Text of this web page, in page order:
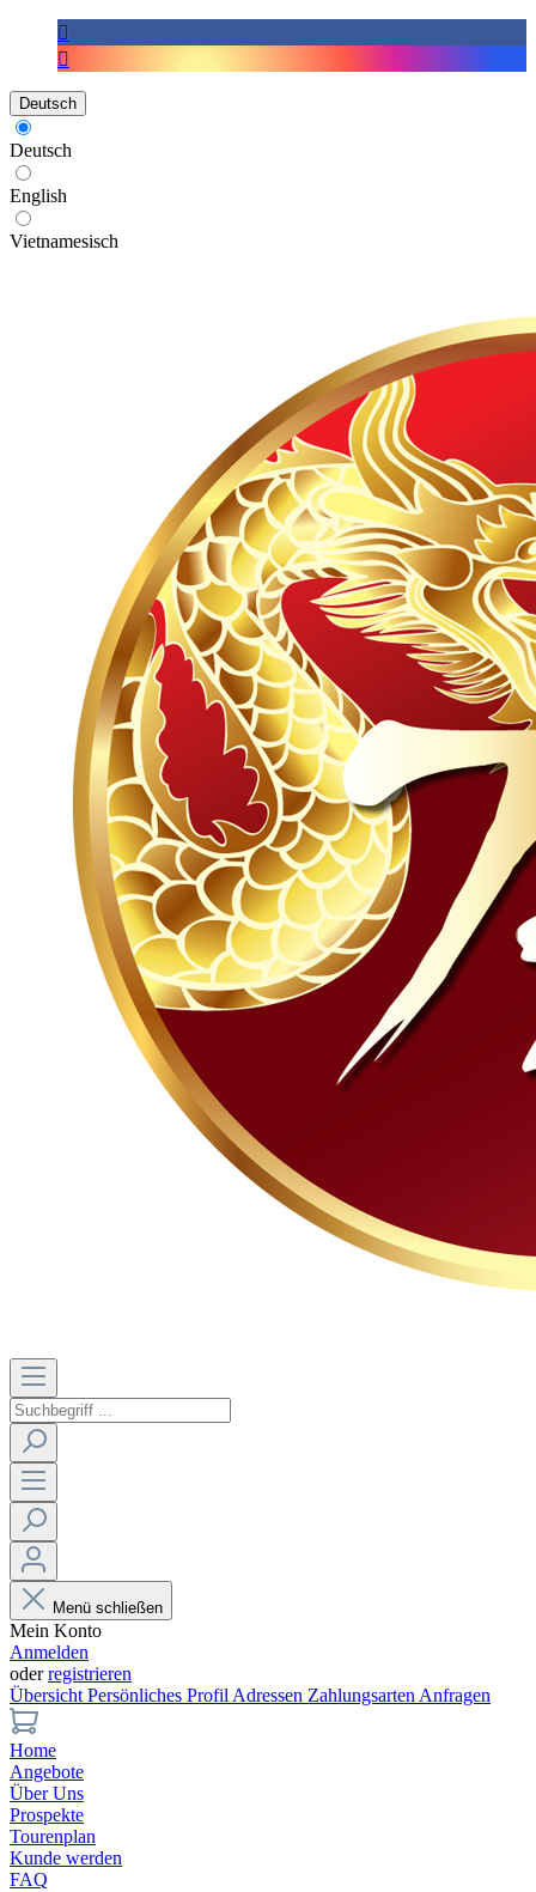
Deutsch
Deutsch
English
Vietnamesisch
Menü schließen
Mein Konto
Anmelden
oderregistrieren
Übersicht Persönliches Profil Adressen Zahlungsarten Anfragen
Home
Angebote
Über Uns
Prospekte
Tourenplan
Kunde werden
FAQ